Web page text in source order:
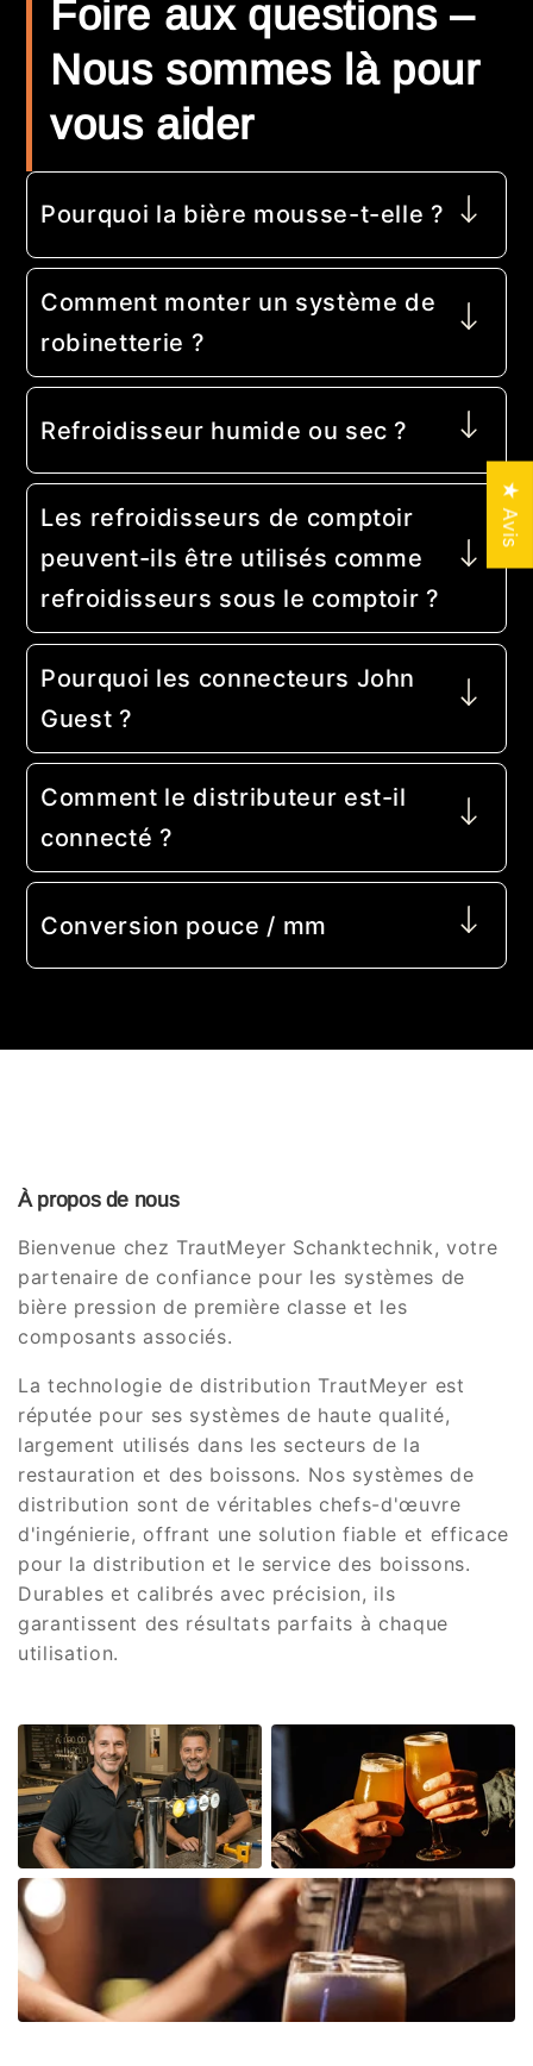
Foire aux questions –
Nous sommes là pour
vous aider
Pourquoi la bière mousse-t-elle ?
Comment monter un système de
robinetterie ?
Refroidisseur humide ou sec ?
Les refroidisseurs de comptoir
peuvent-ils être utilisés comme
refroidisseurs sous le comptoir ?
Pourquoi les connecteurs John
Guest ?
Comment le distributeur est-il
connecté ?
Conversion pouce / mm
À propos de nous
Bienvenue chez TrautMeyer Schanktechnik, votre
partenaire de confiance pour les systèmes de
bière pression de première classe et les
composants associés.
La technologie de distribution TrautMeyer est
réputée pour ses systèmes de haute qualité,
largement utilisés dans les secteurs de la
restauration et des boissons. Nos systèmes de
distribution sont de véritables chefs-d'œuvre
d'ingénierie, offrant une solution fiable et efficace
pour la distribution et le service des boissons.
Durables et calibrés avec précision, ils
garantissent des résultats parfaits à chaque
utilisation.
★ Avis